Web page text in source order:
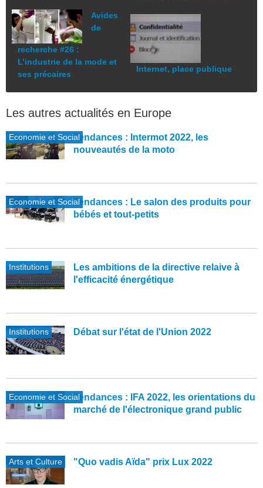
Avides
de
recherche #26 :
L’industrie de la mode et
ses précaires
Internet, place publique
Les autres actualités en Europe
Economie et SocialTendances : Intermot 2022, les
nouveautés de la moto
Economie et SocialTendances : Le salon des produits pour
bébés et tout-petits
Institutions
Les ambitions de la directive relaive à
l'efficacité énergétique
Institutions Débat sur l'état de l'Union 2022
Economie et SocialTendances : IFA 2022, les orientations du
marché de l'électronique grand public
Arts et Culture "Quo vadis Aïda" prix Lux 2022